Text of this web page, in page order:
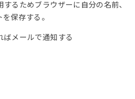
るためブラウザーに自分の名前、
保存する。
メールで通知する